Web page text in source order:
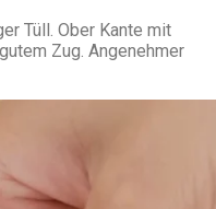
Tüll. Ober Kante mit
Zug. Angenehmer